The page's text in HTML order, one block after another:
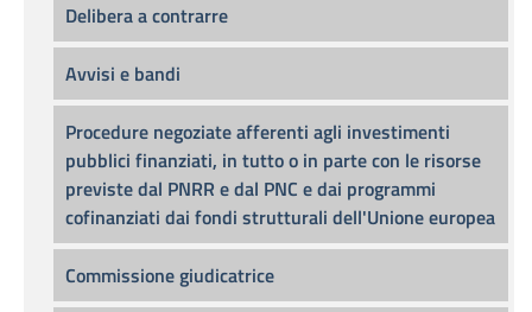
Delibera a contrarre
Avvisi e bandi
Procedure negoziate afferenti agli investimenti
pubblici finanziati, in tutto o in parte con le risorse
previste dal PNRR e dal PNC e dai programmi
cofinanziati dai fondi strutturali dell'Unione europea
Commissione giudicatrice